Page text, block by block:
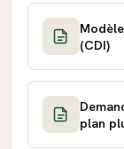
(CDI)
plan